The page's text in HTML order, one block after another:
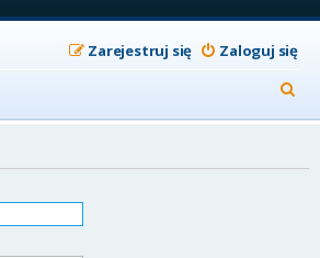
Zaloguj się
Zarejestruj się
z